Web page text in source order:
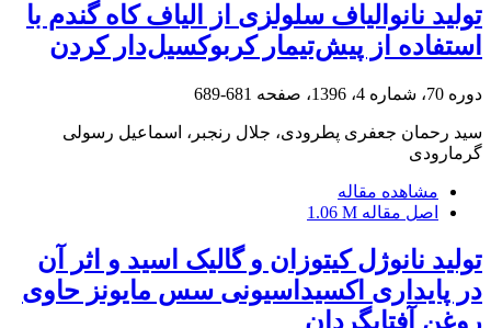
تولید نانوالیاف سلولزی از الیاف کاه گندم با
استفاده از پیش‌تیمار کربوکسیل‌دار کردن
دوره 70، شماره 4، 1396، صفحه 681-689
سید رحمان جعفری پطرودی، جلال رنجبر، اسماعیل رسولی
گرمارودی
مشاهده مقاله
اصل مقاله 1.06 M
تولید نانوژل کیتوزان و گالیک اسید و اثر آن
در پایداری اکسیداسیونی سس مایونز حاوی
روغن آفتابگردان